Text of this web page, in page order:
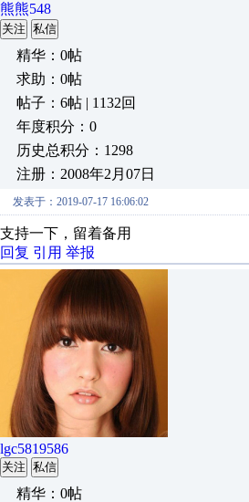
熊熊548
关注 私信
精华：0帖
求助：0帖
帖子：6帖 | 1132回
年度积分：0
历史总积分：1298
注册：2008年2月07日
发表于：2019-07-17 16:06:02
支持一下，留着备用
回复 引用 举报
lgc5819586
关注 私信
精华：0帖